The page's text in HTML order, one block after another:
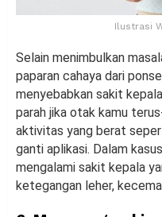
Ilustrasi
Selain menimbulkan
paparan cahaya dari
menyebabkan sakit
parah jika otak kamu
aktivitas yang berat
ganti aplikasi. Dalam
mengalami sakit kepala
ketegangan leher,